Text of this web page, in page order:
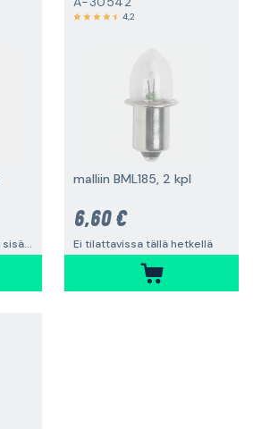
Lähetetään 8-10 päivän sisällä
4,2
malliin BML185, 2 kpl
6,60 €
Ei tilattavissa tällä hetkellä